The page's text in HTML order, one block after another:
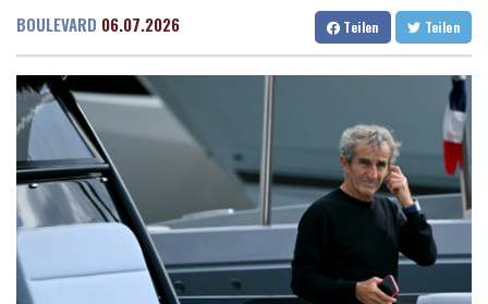
Dresden
15 °C Wien
19 °C
Baden-Baden
17 °C
Doppelpack Freigang: Frankfurt schlägt auch Malmö
Explosion mutmaßlich ukrainischer Drohne in Bulgarien löst
diplomatische Verstimmung aus
Selenskyj warnt vor Folgen russischer Angriffe - Vucic für
Integrität der Ukraine
Sieg auf der längsten Etappe: Vollering übernimmt
Gesamtführung
Drohne explodiert an der Grenze zwischen Rumänien und
Bulgarien nahe Gaspipeline
Lionel Messi trauert um seinen Vater
BOULEVARD 06.07.2026 Teilen Teilen